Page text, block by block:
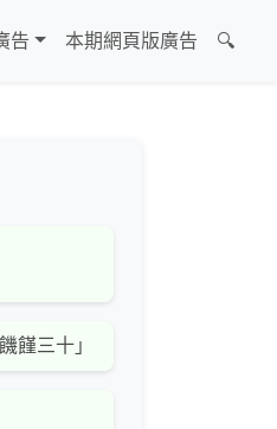
告 本期網頁版廣告 🔍
饉三十」